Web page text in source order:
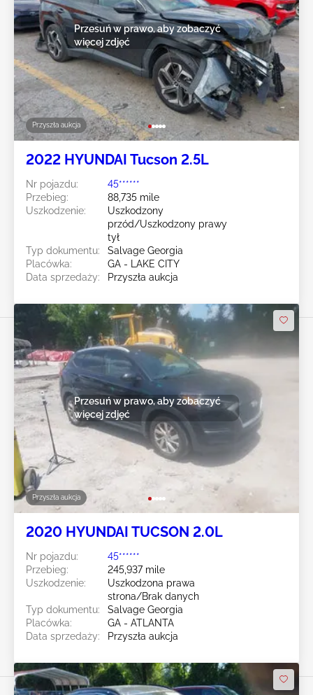
Przyszła aukcja
Przesuń w prawo, aby zobaczyć
więcej zdjęć
2022 HYUNDAI Tucson 2.5L
Nr pojazdu:
45******
Przebieg:
88,735 mile
Uszkodzenie:
Uszkodzony
przód/Uszkodzony prawy
tył
Typ dokumentu:
Salvage Georgia
Placówka:
GA - LAKE CITY
Data sprzedaży:
Przyszła aukcja
Przyszła aukcja
Przesuń w prawo, aby zobaczyć
więcej zdjęć
2020 HYUNDAI TUCSON 2.0L
Nr pojazdu:
45******
Przebieg:
245,937 mile
Uszkodzenie:
Uszkodzona prawa
strona/Brak danych
Typ dokumentu:
Salvage Georgia
Placówka:
GA - ATLANTA
Data sprzedaży:
Przyszła aukcja